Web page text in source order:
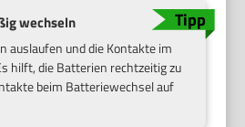
wechseln
auslaufen und die Kontakte im
hilft, die Batterien rechtzeitig zu
beim Batteriewechsel auf